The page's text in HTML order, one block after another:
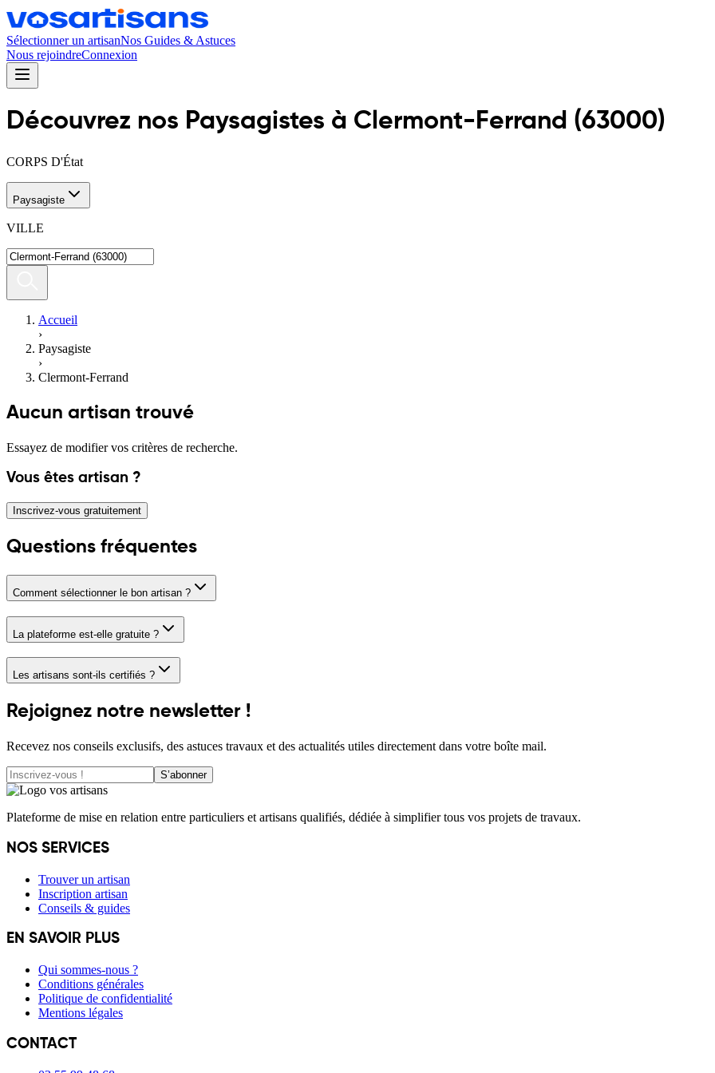
Sélectionner un artisanNos Guides & Astuces
Nous rejoindreConnexion
Découvrez nos Paysagistes à Clermont-Ferrand (63000)
CORPS D'État
Paysagiste
VILLE
Accueil
›
Paysagiste
›
Clermont-Ferrand
Aucun artisan trouvé
Essayez de modifier vos critères de recherche.
Vous êtes artisan ?
Inscrivez-vous gratuitement
Questions fréquentes
Comment sélectionner le bon artisan ?
La plateforme est-elle gratuite ?
Les artisans sont-ils certifiés ?
Rejoignez notre newsletter !
Recevez nos conseils exclusifs, des astuces travaux et des actualités utiles directement dans votre boîte mail.
S’abonner
Plateforme de mise en relation entre particuliers et artisans qualifiés, dédiée à simplifier tous vos projets de travaux.
NOS SERVICES
Trouver un artisan
Inscription artisan
Conseils & guides
EN SAVOIR PLUS
Qui sommes-nous ?
Conditions générales
Politique de confidentialité
Mentions légales
CONTACT